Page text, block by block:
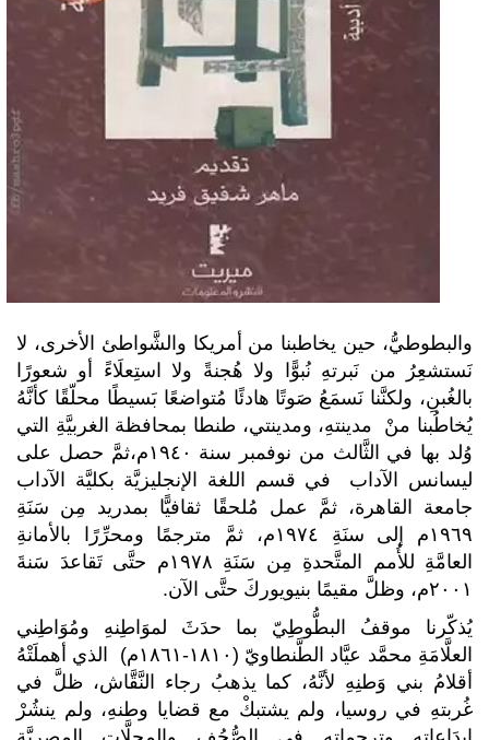
والبطوطيُّ، حين يخاطبنا من أمريكا والشَّواطئ الأخرى، لا
نَستشعِرُ من نَبرتهِ نُبوًّا ولا هُجنةً ولا استِعلَاءً أو شعورًا
بالغُبنِ، ولكنَّنا نَسمَعُ صَوتًا هادئًا مُتواضعًا بَسيطًا محلّقًا كأنَّهُ
يُخاطُبنا منْ مدينتهِ، ومدينتي، طنطا بمحافظة الغربيَّةِ التي
وُلد بها في الثَّالث من نوفمبر سنة ١٩٤٠م،ثمَّ حصل على
ليسانس الآداب في قسم اللغة الإنجليزيَّة بكليَّة الآداب
جامعة القاهرة، ثمَّ عمل مُلحقًا ثقافيًّا بمدريد مِن سَنَةِ
١٩٦٩م إلى سنَةِ ١٩٧٤م، ثمَّ مترجمًا ومحرِّرًا بالأمانةِ
العامَّةِ للأُمم المتَّحدةِ مِن سَنَةِ ١٩٧٨م حتَّى تَقاعدَ سَنةَ
٢٠٠١م، وظلَّ مقيمًا بنيويوركَ حتَّى الآن.
يُذكّرنا موقفُ البطُّوطِيّ بما حدَثَ لموَاطِنهِ ومُوَاطِني
العلَّامَةِ محمَّد عيَّاد الطَّنطاويّ (١٨١٠-١٨٦١م) الذي أهملَتْهُ
أقلامُ بني وَطنِهِ لأنَّهُ، كما يذهبُ رجاء النَّقَّاش، ظلَّ في
غُربتهِ في روسيا، ولم يشتبكْ مع قضايا وطنهِ، ولم ينشُرْ